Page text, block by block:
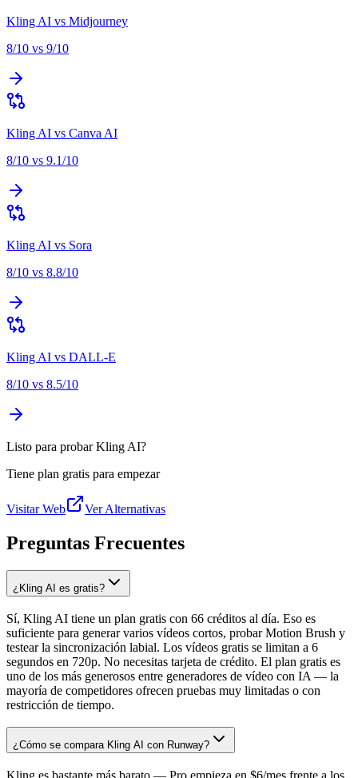
Kling AI vs Midjourney
8/10 vs 9/10
Kling AI vs Canva AI
8/10 vs 9.1/10
Kling AI vs Sora
8/10 vs 8.8/10
Kling AI vs DALL-E
8/10 vs 8.5/10
Listo para probar Kling AI?
Tiene plan gratis para empezar
Visitar Web Ver Alternativas
Preguntas Frecuentes
¿Kling AI es gratis?
Sí, Kling AI tiene un plan gratis con 66 créditos al día. Eso es
suficiente para generar varios vídeos cortos, probar Motion Brush y
testear la sincronización labial. Los vídeos gratis se limitan a 6
segundos en 720p. No necesitas tarjeta de crédito. El plan gratis es
uno de los más generosos entre generadores de vídeo con IA — la
mayoría de competidores ofrecen pruebas muy limitadas o con
restricción de tiempo.
¿Cómo se compara Kling AI con Runway?
Kling es bastante más barato — Pro empieza en $6/mes frente a los